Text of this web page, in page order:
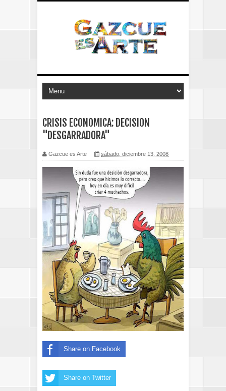
CRISIS ECONOMICA: DECISION
"DESGARRADORA"
Gazcue es Arte sábado, diciembre 13, 2008
Share on Facebook
Share on Twitter